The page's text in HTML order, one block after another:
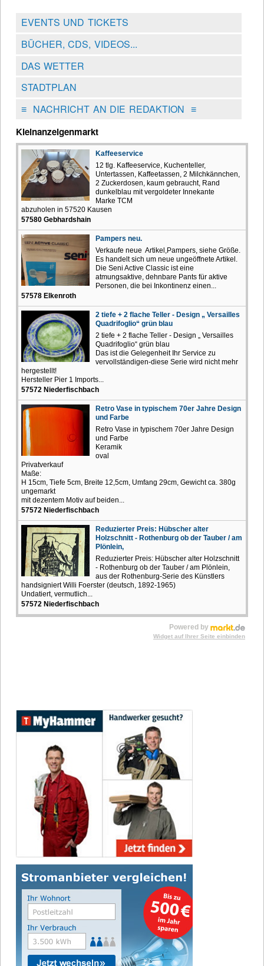
EVENTS UND TICKETS
BÜCHER, CDS, VIDEOS...
DAS WETTER
STADTPLAN
≡NACHRICHT AN DIE REDAKTION ≡
Kleinanzeigenmarkt
Kaffeeservice
12 tlg. Kaffeeservice, Kuchenteller,
Untertassen, Kaffeetassen, 2 Milchkännchen,
2 Zuckerdosen, kaum gebraucht, Rand
dunkelblau mit vergoldeter Innekante
Marke TCM
abzuholen in 57520 Kausen
57580 Gebhardshain
Pampers neu.
Verkaufe neue Artikel,Pampers, siehe Größe.
Es handelt sich um neue ungeöffnete Artikel.
Die Seni Active Classic ist eine
atmungsaktive, dehnbare Pants für aktive
Personen, die bei Inkontinenz einen...
57578 Elkenroth
2 tiefe + 2 flache Teller - Design „ Versailles
Quadrifoglio“ grün blau
2 tiefe + 2 flache Teller - Design „ Versailles
Quadrifoglio“ grün blau
Das ist die Gelegenheit Ihr Service zu
vervollständigen-diese Serie wird nicht mehr
hergestellt!
Hersteller Pier 1 Imports...
57572 Niederfischbach
Retro Vase in typischem 70er Jahre Design
und Farbe
Retro Vase in typischem 70er Jahre Design
und Farbe
Keramik
oval
Privatverkauf
Maße:
H 15cm, Tiefe 5cm, Breite 12,5cm, Umfang 29cm, Gewicht ca. 380g
ungemarkt
mit dezentem Motiv auf beiden...
57572 Niederfischbach
Reduzierter Preis: Hübscher alter
Holzschnitt - Rothenburg ob der Tauber / am
Plönlein,
Reduzierter Preis: Hübscher alter Holzschnitt
- Rothenburg ob der Tauber / am Plönlein,
aus der Rothenburg-Serie des Künstlers
handsigniert Willi Foerster (deutsch, 1892-1965)
Undatiert, vermutlich...
57572 Niederfischbach
Powered by
Widget auf Ihrer Seite einbinden